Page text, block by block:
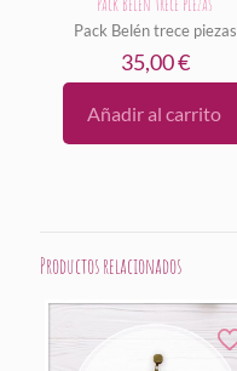
Pack Belén trece piezas
35,00€
Añadir al carrito
Productos relacionados